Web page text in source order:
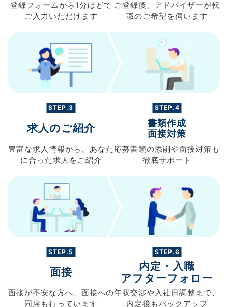
登録フォームから 1分ほどで
ご入力 いただけます
ご登録後、 アドバイザーが転
職のご希望を伺います
STEP.3
求人のご紹介
豊富な求人情報から、 あなた
に合った求人を ご紹介
STEP.4
書類作成
面接対策
応募書類の添削や面接対策も
徹底サポート
STEP.5
面接
面接が不安な方へ、 面接への
同席も行っています
STEP.6
内定・入職
アフターフォロー
年収交渉や入社日調整まで、
内定後もバックアップ